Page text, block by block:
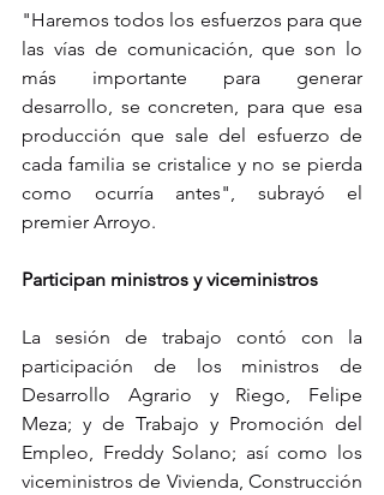
"Haremos todos los esfuerzos para que
las vías de comunicación, que son lo
más importante para generar
desarrollo, se concreten, para que esa
producción que sale del esfuerzo de
cada familia se cristalice y no se pierda
como ocurría antes", subrayó el
premier Arroyo.
Participan ministros y viceministros
La sesión de trabajo contó con la
participación de los ministros de
Desarrollo Agrario y Riego, Felipe
Meza; y de Trabajo y Promoción del
Empleo, Freddy Solano; así como los
viceministros de Vivienda, Construcción